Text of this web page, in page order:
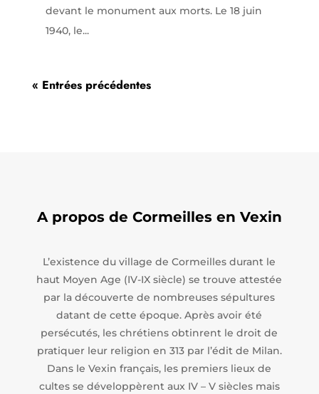
devant le monument aux morts. Le 18 juin
1940, le...
« Entrées précédentes
A propos de Cormeilles en Vexin
L’existence du village de Cormeilles durant le
haut Moyen Age (IV-IX siècle) se trouve attestée
par la découverte de nombreuses sépultures
datant de cette époque. Après avoir été
persécutés, les chrétiens obtinrent le droit de
pratiquer leur religion en 313 par l’édit de Milan.
Dans le Vexin français, les premiers lieux de
cultes se développèrent aux IV – V siècles mais